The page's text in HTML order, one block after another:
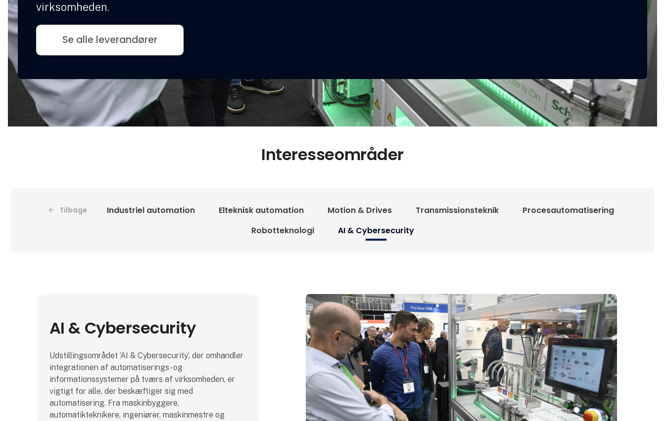
virksomheden.
Se alle leverandører
Interesseområder
Tilbage Industriel automation Elteknisk automation Motion & Drives Transmissionsteknik
Procesautomatisering
Robotteknologi
AI & Cybersecurity
AI & Cybersecurity
Udstillingsområdet ’AI & Cybersecurity’, der omhandler
integrationen af automatiserings- og
informationssystemer på tværs af virksomheden, er
vigtigt for alle, der beskæftiger sig med
automatisering. Fra maskinbyggere,
automatikteknikere, ingeniører, maskinmestre og